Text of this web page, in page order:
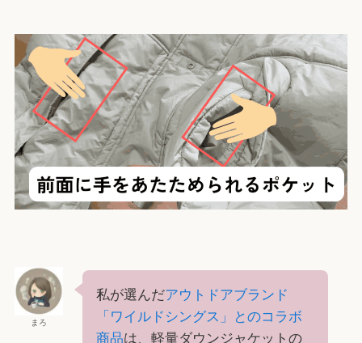
まろ
私が選んだアウトドアブランド
「ワイルドシングス」とのコラボ
商品は、軽量ダウンジャケットの